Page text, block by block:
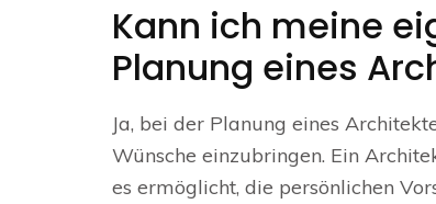
Kann ich meine
Planung eines
Ja, bei der Planung eines
Wünsche einzubringen. Ein
es ermöglicht, die persönlichen